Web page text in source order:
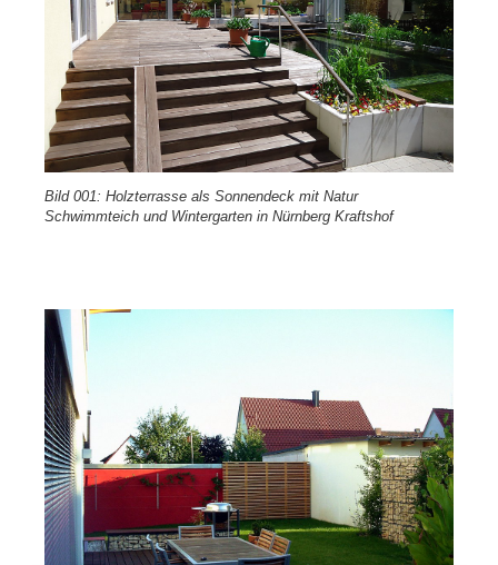
Bild 001: Holzterrasse als Sonnendeck mit Natur
Schwimmteich und Wintergarten in Nürnberg Kraftshof